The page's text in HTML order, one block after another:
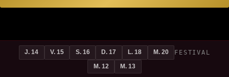
FESTIVAL
M. 20
L. 18
D. 17
S. 16
V. 15
J. 14
M. 13
M. 12